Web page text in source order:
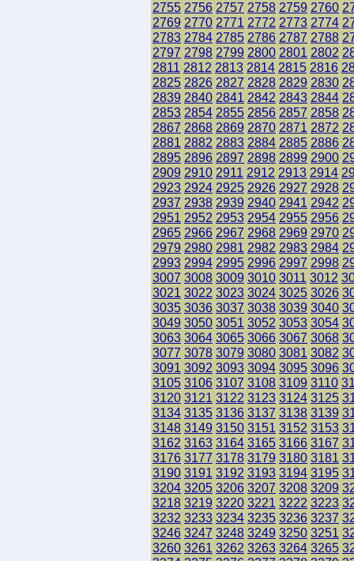
2755 2756 2757 2758 2759 2760
2769 2770 2771 2772 2773 2774
2783 2784 2785 2786 2787 2788
2797 2798 2799 2800 2801 2802
2811 2812 2813 2814 2815 2816
2825 2826 2827 2828 2829 2830
2839 2840 2841 2842 2843 2844
2853 2854 2855 2856 2857 2858
2867 2868 2869 2870 2871 2872
2881 2882 2883 2884 2885 2886
2895 2896 2897 2898 2899 2900
2909 2910 2911 2912 2913 2914
2923 2924 2925 2926 2927 2928
2937 2938 2939 2940 2941 2942
2951 2952 2953 2954 2955 2956
2965 2966 2967 2968 2969 2970
2979 2980 2981 2982 2983 2984
2993 2994 2995 2996 2997 2998
3007 3008 3009 3010 3011 3012
3021 3022 3023 3024 3025 3026
3035 3036 3037 3038 3039 3040
3049 3050 3051 3052 3053 3054
3063 3064 3065 3066 3067 3068
3077 3078 3079 3080 3081 3082
3091 3092 3093 3094 3095 3096
3105 3106 3107 3108 3109 3110
3120 3121 3122 3123 3124 3125
3134 3135 3136 3137 3138 3139
3148 3149 3150 3151 3152 3153
3162 3163 3164 3165 3166 3167
3176 3177 3178 3179 3180 3181
3190 3191 3192 3193 3194 3195
3204 3205 3206 3207 3208 3209
3218 3219 3220 3221 3222 3223
3232 3233 3234 3235 3236 3237
3246 3247 3248 3249 3250 3251
3260 3261 3262 3263 3264 3265